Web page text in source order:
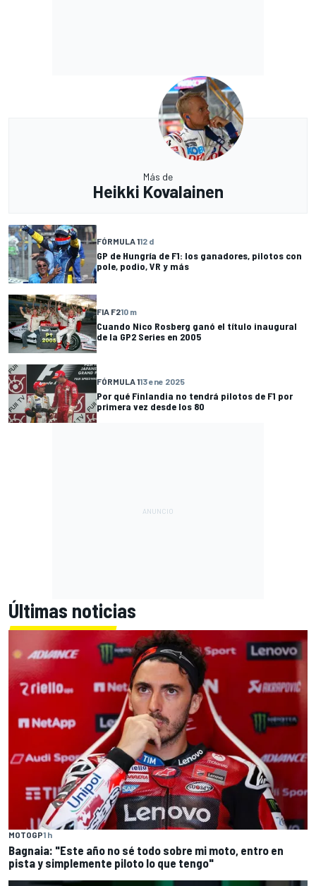
Más de
Heikki Kovalainen
FÓRMULA 112 d
GP de Hungría de F1: los ganadores, pilotos con
pole, podio, VR y más
FIA F210 m
Cuando Nico Rosberg ganó el título inaugural
de la GP2 Series en 2005
FÓRMULA 113 ene 2025
Por qué Finlandia no tendrá pilotos de F1 por
primera vez desde los 80
Últimas noticias
MOTOGP1 h
Bagnaia: "Este año no sé todo sobre mi moto, entro en
pista y simplemente piloto lo que tengo"